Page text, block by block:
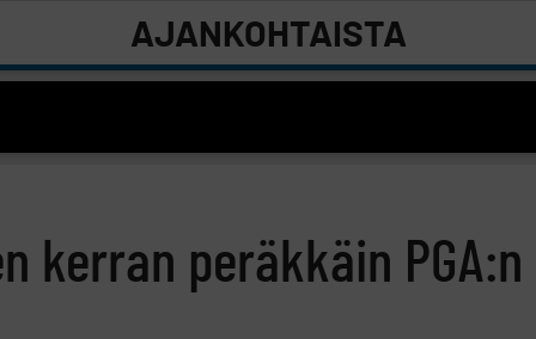
AJANKOHTAISTA
kerran peräkkäin PGA:n